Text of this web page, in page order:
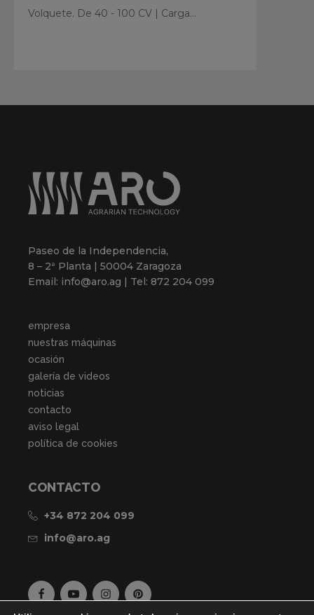
Volquete. De 40 - 100 CV | Carga...
Paseo de la Independencia,
8 – 2ª Planta | 50004 Zaragoza
Email: info@aro.ag | Tel: 872 204 099
empresa
nuestras máquinas
ocasión
galería de videos
noticias
contacto
aviso legal
política de cookies
CONTACTO
+34 872 204 099
info@aro.ag